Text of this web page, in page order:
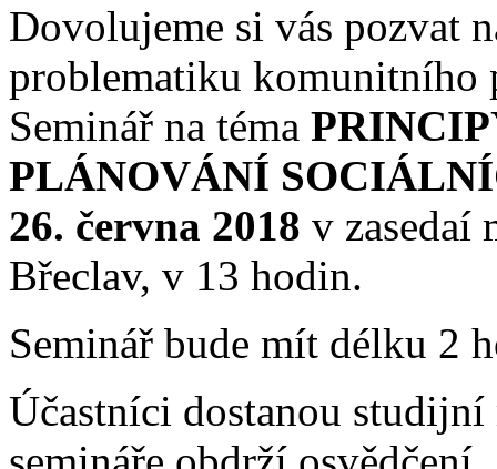
Dovolujeme si vás pozvat
problematiku komunitního
Seminář na téma
PLÁNOVÁNÍ
26. června 2018 v zasedaí
Břeclav, v 13 hodin.
Seminář bude mít délku 2
Účastníci dostanou